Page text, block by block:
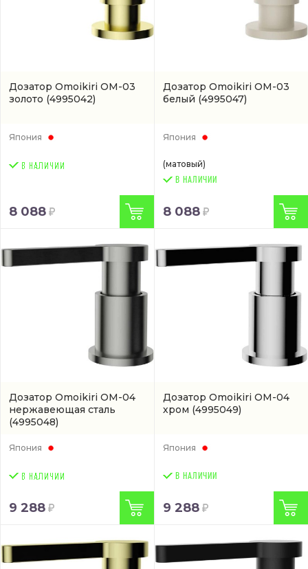
Дозатор Omoikiri OM-03
золото (4995042)
Япония
8 088
Дозатор Omoikiri OM-03
белый (4995047)
Япония
(матовый)
В НАЛИЧИИ
8 088
Дозатор Omoikiri OM-04
нержавеющая сталь
(4995048)
Япония
9 288
Дозатор Omoikiri OM-04
хром (4995049)
Япония
В НАЛИЧИИ
9 288